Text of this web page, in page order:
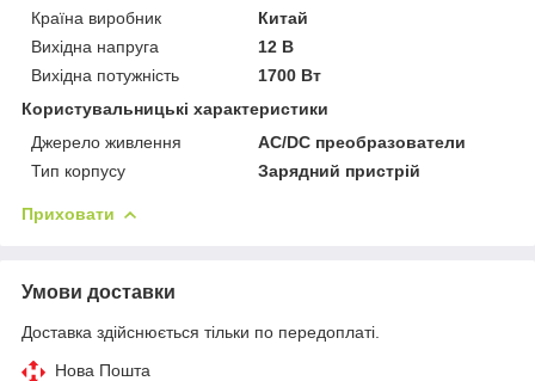
Країна виробник
Китай
Вихідна напруга
12 В
Вихідна потужність
1700 Вт
Користувальницькі характеристики
Джерело живлення
AC/DC преобразователи
Тип корпусу
Зарядний пристрій
Приховати
Умови доставки
Доставка здійснюється тільки по передоплаті.
Нова Пошта